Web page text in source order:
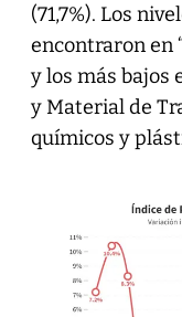
(71,7%). Los
encontraron en
y los más bajos
y Material de
químicos y